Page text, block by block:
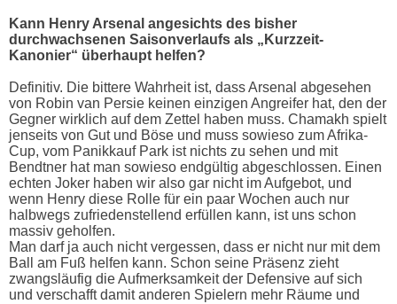
Kann Henry Arsenal angesichts des bisher
durchwachsenen Saisonverlaufs als „Kurzzeit-
Kanonier“ überhaupt helfen?
Definitiv. Die bittere Wahrheit ist, dass Arsenal abgesehen
von Robin van Persie keinen einzigen Angreifer hat, den der
Gegner wirklich auf dem Zettel haben muss. Chamakh spielt
jenseits von Gut und Böse und muss sowieso zum Afrika-
Cup, vom Panikkauf Park ist nichts zu sehen und mit
Bendtner hat man sowieso endgültig abgeschlossen. Einen
echten Joker haben wir also gar nicht im Aufgebot, und
wenn Henry diese Rolle für ein paar Wochen auch nur
halbwegs zufriedenstellend erfüllen kann, ist uns schon
massiv geholfen.
Man darf ja auch nicht vergessen, dass er nicht nur mit dem
Ball am Fuß helfen kann. Schon seine Präsenz zieht
zwangsläufig die Aufmerksamkeit der Defensive auf sich
und verschafft damit anderen Spielern mehr Räume und